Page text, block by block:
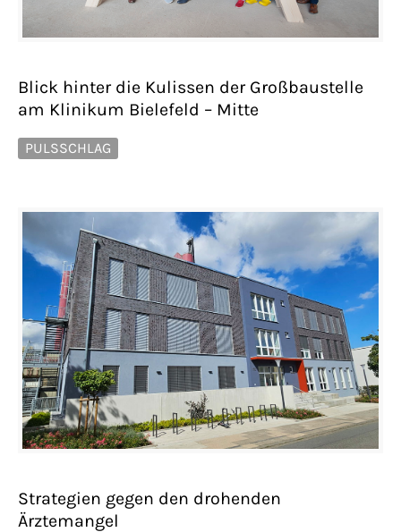
Drop us a line
info@yourdomain.com
About us
Lorem ipsum dolor sit amet, consectetuer
adipiscing elit.
Aenean commodo ligula eget dolor. Aenean
massa. Cum sociis natoque penatibus et
magnis dis parturient montes, nascetur
ridiculus mus. Donec quam felis, ultricies
nec.
Blick hinter die Kulissen der Großbaustelle
am Klinikum Bielefeld – Mitte
PULSSCHLAG
Strategien gegen den drohenden
Ärztemangel